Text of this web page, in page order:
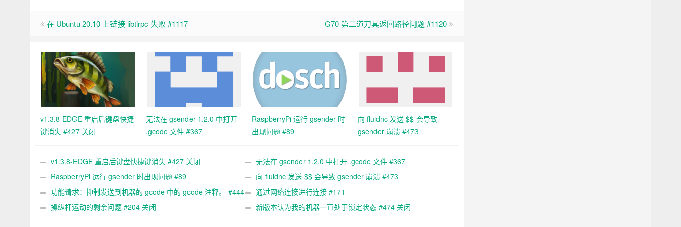
在 Ubuntu 20.10 上链接 libtirpc 失败 #1117 G70 第二道刀具返回路径问题 #1120
v1.3.8-EDGE 重启后键盘快捷
键消失 #427 关闭
无法在 gsender 1.2.0 中打开
.gcode 文件 #367
RaspberryPi 运行 gsender 时
出现问题 #89
向 fluidnc 发送 $$ 会导致
gsender 崩溃 #473
v1.3.8-EDGE 重启后键盘快捷键消失 #427 关闭
无法在 gsender 1.2.0 中打开 .gcode 文件 #367
RaspberryPi 运行 gsender 时出现问题 #89
向 fluidnc 发送 $$ 会导致 gsender 崩溃 #473
功能请求：抑制发送到机器的 gcode 中的 gcode 注释。 #444
关闭
通过网络连接进行连接 #171
操纵杆运动的剩余问题 #204 关闭
新版本认为我的机器一直处于锁定状态 #474 关闭